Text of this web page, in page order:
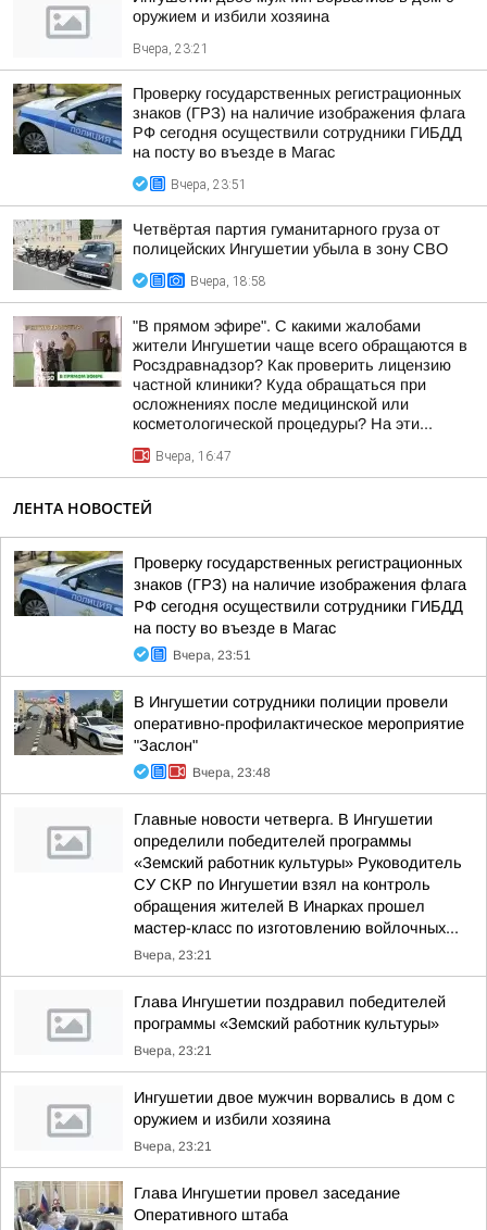
оружием и избили хозяина
Вчера, 23:21
Проверку государственных регистрационных
знаков (ГРЗ) на наличие изображения флага
РФ сегодня осуществили сотрудники ГИБДД
на посту во въезде в Магас
Вчера, 23:51
Четвёртая партия гуманитарного груза от
полицейских Ингушетии убыла в зону СВО
Вчера, 18:58
"В прямом эфире". С какими жалобами
жители Ингушетии чаще всего обращаются в
Росздравнадзор? Как проверить лицензию
частной клиники? Куда обращаться при
осложнениях после медицинской или
косметологической процедуры? На эти...
Вчера, 16:47
ЛЕНТА НОВОСТЕЙ
Проверку государственных регистрационных
знаков (ГРЗ) на наличие изображения флага
РФ сегодня осуществили сотрудники ГИБДД
на посту во въезде в Магас
Вчера, 23:51
В Ингушетии сотрудники полиции провели
оперативно-профилактическое мероприятие
"Заслон"
Вчера, 23:48
Главные новости четверга. В Ингушетии
определили победителей программы
«Земский работник культуры» Руководитель
СУ СКР по Ингушетии взял на контроль
обращения жителей В Инарках прошел
мастер-класс по изготовлению войлочных...
Вчера, 23:21
Глава Ингушетии поздравил победителей
программы «Земский работник культуры»
Вчера, 23:21
Ингушетии двое мужчин ворвались в дом с
оружием и избили хозяина
Вчера, 23:21
Глава Ингушетии провел заседание
Оперативного штаба